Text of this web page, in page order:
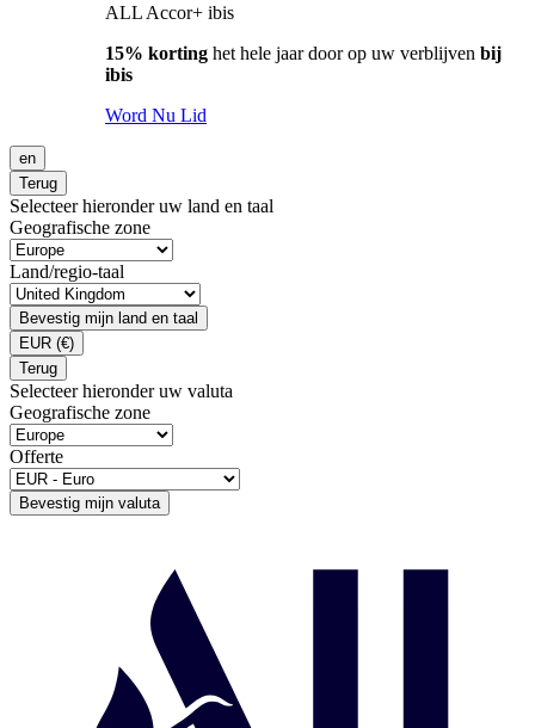
ALL Accor+ ibis
15% korting het hele jaar door op uw verblijven bij
ibis
Word Nu Lid
en
Terug
Selecteer hieronder uw land en taal
Geografische zone
Land/regio-taal
Bevestig mijn land en taal
EUR (€)
Terug
Selecteer hieronder uw valuta
Geografische zone
Offerte
Bevestig mijn valuta